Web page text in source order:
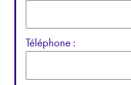
Téléphone :